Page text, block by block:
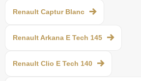
Renault Captur Blanc
Renault Arkana E Tech 145
Renault Clio E Tech 140